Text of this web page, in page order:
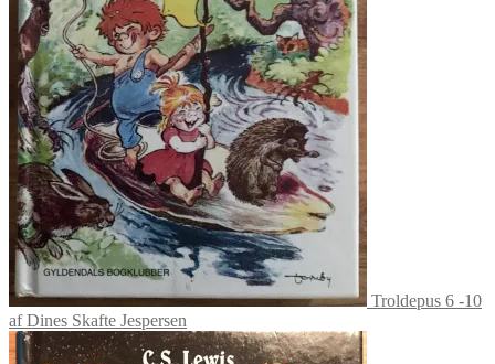
Troldepus 6 -10
af Dines Skafte Jespersen